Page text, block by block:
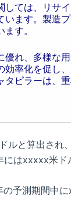
ては、リサ
ます。製造
す。
れ、多様な
率化を促し
ピラーは、
ルと算出され
はxxxxx米ド
予測期間中